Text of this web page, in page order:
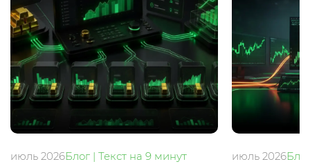
июль 2026Блог | Текст на 9 минут июль 2026